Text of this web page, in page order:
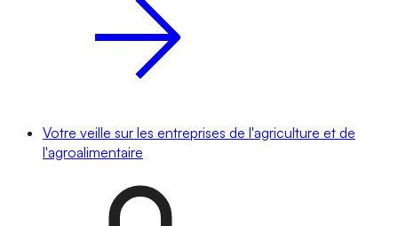
Votre veille sur les entreprises de l'agriculture et de
l'agroalimentaire